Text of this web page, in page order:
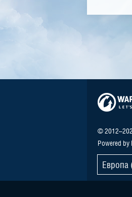
©
Powered
Европа